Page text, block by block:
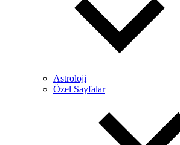
Astroloji
Özel Sayfalar